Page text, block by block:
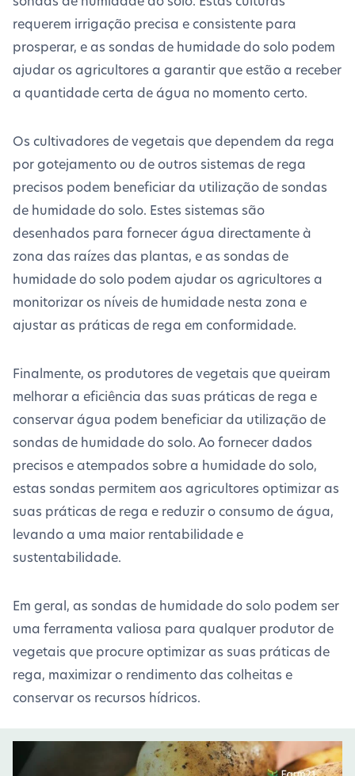
requerem irrigação precisa e consistente para
prosperar, e as sondas de humidade do solo podem
ajudar os agricultores a garantir que estão a receber
a quantidade certa de água no momento certo.
Os cultivadores de vegetais que dependem da rega
por gotejamento ou de outros sistemas de rega
precisos podem beneficiar da utilização de sondas
de humidade do solo. Estes sistemas são
desenhados para fornecer água directamente à
zona das raízes das plantas, e as sondas de
humidade do solo podem ajudar os agricultores a
monitorizar os níveis de humidade nesta zona e
ajustar as práticas de rega em conformidade.
Finalmente, os produtores de vegetais que queiram
melhorar a eficiência das suas práticas de rega e
conservar água podem beneficiar da utilização de
sondas de humidade do solo. Ao fornecer dados
precisos e atempados sobre a humidade do solo,
estas sondas permitem aos agricultores optimizar as
suas práticas de rega e reduzir o consumo de água,
levando a uma maior rentabilidade e
sustentabilidade.
Em geral, as sondas de humidade do solo podem ser
uma ferramenta valiosa para qualquer produtor de
vegetais que procure optimizar as suas práticas de
rega, maximizar o rendimento das colheitas e
conservar os recursos hídricos.